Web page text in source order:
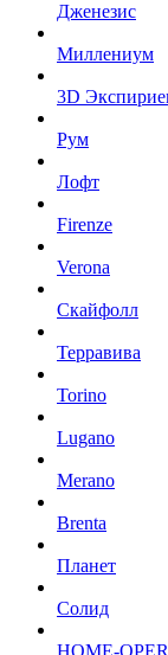
Дженезис
Миллениум
3D
Рум
Лофт
Firenze
Verona
Скайфолл
Терравива
Torino
Lugano
Merano
Brenta
Планет
Солид
HOME-